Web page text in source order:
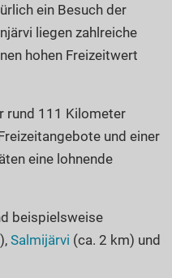
ein Besuch der
liegen zahlreiche
hohen Freizeitwert
rund 111 Kilometer
und einer
eine lohnende
beispielsweise
Salmijärvi (ca. 2 km) und